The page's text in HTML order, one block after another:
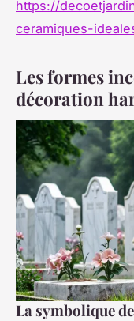
https://
ceramiques-
Les formes
décoration
La symbolique